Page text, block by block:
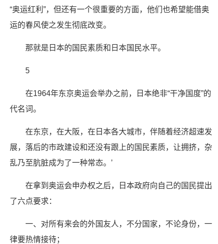
“奥运红利”，但还有一个很重要的方面，他们也希望能借奥
运的春风使之发生彻底改变。
那就是日本的国民素质和日本国民水平。
5
在1964年东京奥运会举办之前，日本绝非“干净国度”的
代名词。
在东京，在大阪，在日本各大城市，伴随着经济超速发
展，落后的市政建设和还没有跟上的国民素质，让拥挤，杂
乱乃至肮脏成为了一种常态。’
在拿到奥运会申办权之后，日本政府向自己的国民提出
了六点要求：
一、对所有来会的外国友人，不分国家，不论身份，一
律要热情接待；